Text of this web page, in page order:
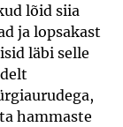
lõid siia
ja lopsakast
läbi selle
hammaste